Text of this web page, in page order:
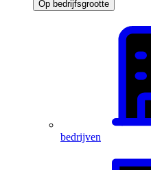
Op bedrijfsgrootte
bedrijven